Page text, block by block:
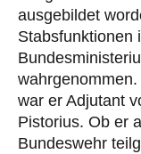
ausgebildet
Stabsfunktionen
war er Adjutant
Pistorius. Ob er
Bundeswehr